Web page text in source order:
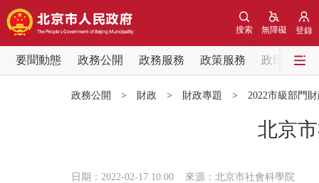
登錄
無障礙
搜索
要聞動態 政務公開 政務服務 政策服務
政民互動
政務公開 > 財政 > 財政專題 > 2022市級部門
北京
日期：2022-02-17 10:00 來源：北京市社會科學院